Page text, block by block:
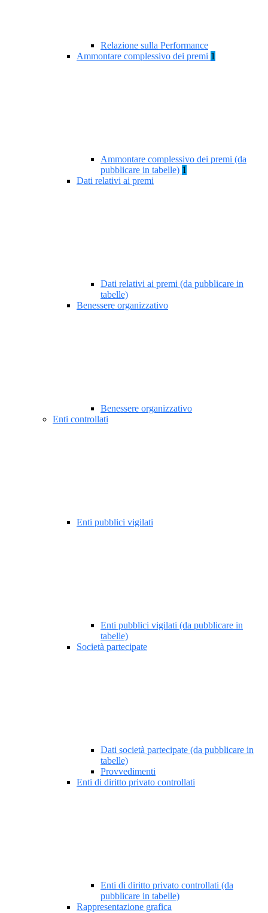
Relazione sulla Performance
Ammontare complessivo dei premi 1
Ammontare complessivo dei premi (da
pubblicare in tabelle) 1
Dati relativi ai premi
Dati relativi ai premi (da pubblicare in
tabelle)
Benessere organizzativo
Benessere organizzativo
Enti controllati
Enti pubblici vigilati
Enti pubblici vigilati (da pubblicare in
tabelle)
Società partecipate
Dati società partecipate (da pubblicare in
tabelle)
Provvedimenti
Enti di diritto privato controllati
Enti di diritto privato controllati (da
pubblicare in tabelle)
Rappresentazione grafica